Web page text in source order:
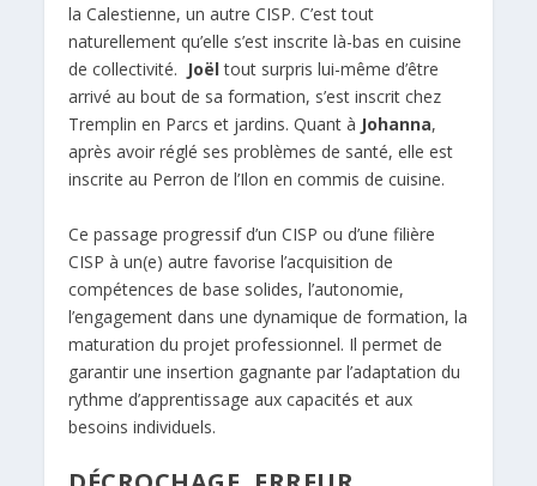
la Calestienne, un autre CISP. C’est tout
naturellement qu’elle s’est inscrite là-bas en cuisine
de collectivité. Joëltout surpris lui-même d’être
arrivé au bout de sa formation, s’est inscrit chez
Tremplin en Parcs et jardins. Quant à Johanna,
après avoir réglé ses problèmes de santé, elle est
inscrite au Perron de l’Ilon en commis de cuisine.
Ce passage progressif d’un CISP ou d’une filière
CISP à un(e) autre favorise l’acquisition de
compétences de base solides, l’autonomie,
l’engagement dans une dynamique de formation, la
maturation du projet professionnel. Il permet de
garantir une insertion gagnante par l’adaptation du
rythme d’apprentissage aux capacités et aux
besoins individuels.